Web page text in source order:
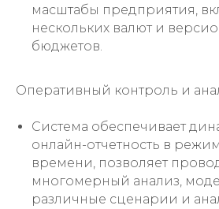
масштабы предприятия,
нескольких валют и
бюджетов.
Оперативный контроль и
Система обеспечивает
онлайн-отчетность в
времени, позволяет
многомерный анализ,
различные сценарии и